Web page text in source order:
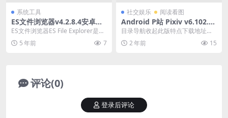
系统工具
ES文件浏览器v4.2.8.4安卓高
级版
ES文件浏览器ES File Explorer是一
款安卓系统中元老级的文件管理
器...5 年前 7
社交娱乐 阅读看图
Android P站 Pixiv v6.102.0
去除广告纯净版
目录导航收起此版特点下载地址目
录导航收起此版特点下载地址Pixiv
是一个主要由...
2 年前 15
评论(0)
登录后评论